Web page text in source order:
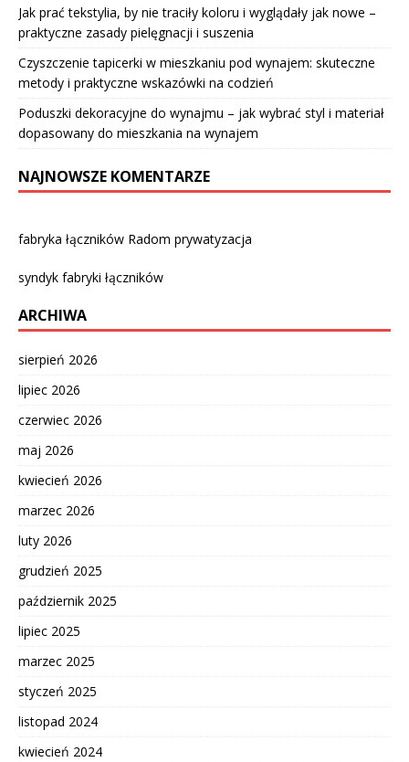
Jak prać tekstylia, by nie traciły koloru i wyglądały jak nowe –
praktyczne zasady pielęgnacji i suszenia
Czyszczenie tapicerki w mieszkaniu pod wynajem: skuteczne
metody i praktyczne wskazówki na codzień
Poduszki dekoracyjne do wynajmu – jak wybrać styl i materiał
dopasowany do mieszkania na wynajem
NAJNOWSZE KOMENTARZE
fabryka łączników Radom prywatyzacja
syndyk fabryki łączników
ARCHIWA
sierpień 2026
lipiec 2026
czerwiec 2026
maj 2026
kwiecień 2026
marzec 2026
luty 2026
grudzień 2025
październik 2025
lipiec 2025
marzec 2025
styczeń 2025
listopad 2024
kwiecień 2024